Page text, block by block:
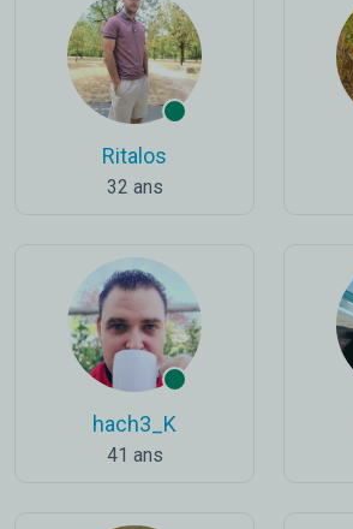
Ritalos
32 ans
hach3_K
41 ans